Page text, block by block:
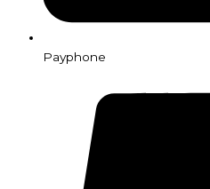
Payphone